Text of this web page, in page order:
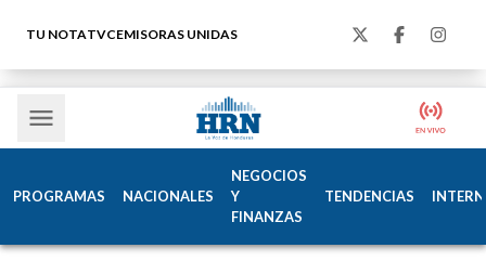
TU NOTATVCEMISORAS UNIDAS
PROGRAMAS NACIONALES
NEGOCIOS
Y
FINANZAS
TENDENCIAS